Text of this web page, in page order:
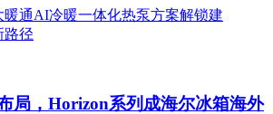
局，Horizon系列成海尔冰箱海外